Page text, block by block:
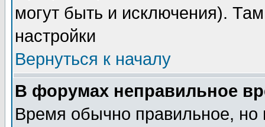
могут быть и исключения).
настройки
Вернуться к началу
В форумах неправильное
Время обычно правильное,